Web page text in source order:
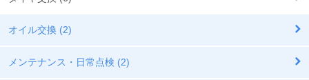
オイル交換 (2)
メンテナンス・日常点検 (2)